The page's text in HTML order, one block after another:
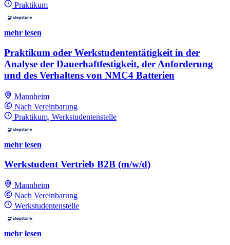
Praktikum
mehr lesen
Praktikum oder Werkstudententätigkeit in der
Analyse der Dauerhaftfestigkeit, der Anforderung
und des Verhaltens von NMC4 Batterien
Mannheim
Nach Vereinbarung
Praktikum, Werkstudentenstelle
mehr lesen
Werkstudent Vertrieb B2B (m/w/d)
Mannheim
Nach Vereinbarung
Werkstudentenstelle
mehr lesen